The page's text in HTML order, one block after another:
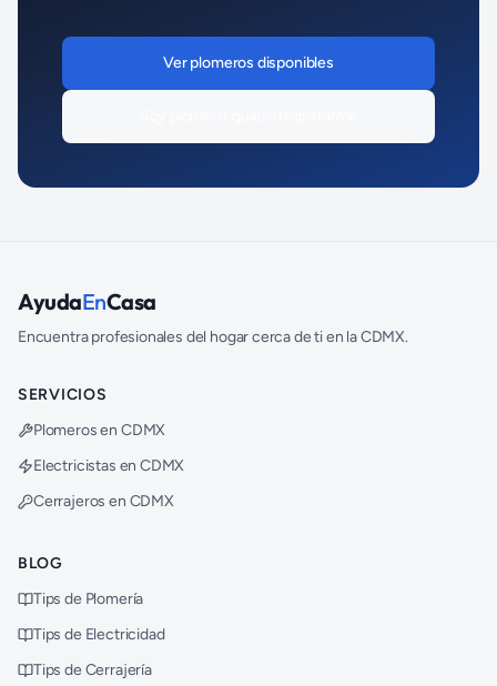
Verplomeros disponibles
AyudaEnCasa
Encuentra profesionales del hogar cerca de ti en la CDMX.
SERVICIOS
Plomeros en CDMX
Electricistas en CDMX
Cerrajeros en CDMX
BLOG
Tips de Plomería
Tips de Electricidad
Tips de Cerrajería